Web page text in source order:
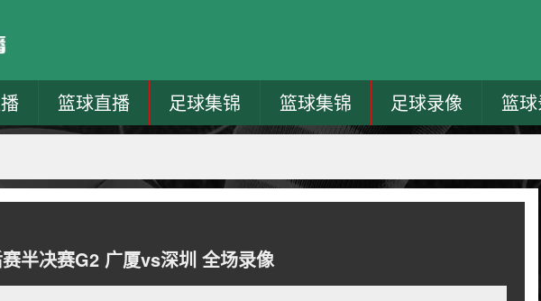
篮球直播 足球集锦 篮球集锦 足球录像 篮
半决赛G2 广厦vs深圳 全场录像